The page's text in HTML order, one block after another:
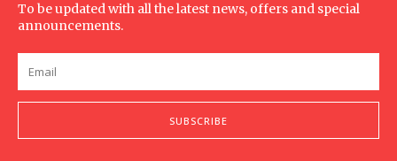
To be updated with all the latest news, offers and special
announcements.
SUBSCRIBE